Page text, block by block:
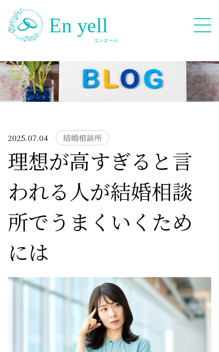
082-909-2380
HOME
ご成婚までの流れ
料金
サービス比較
2025.07.04 結婚相談所
理想が高すぎると言
われる人が結婚相談
所でうまくいくため
には